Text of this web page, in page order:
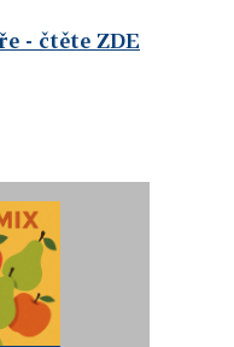
- čtěte ZDE